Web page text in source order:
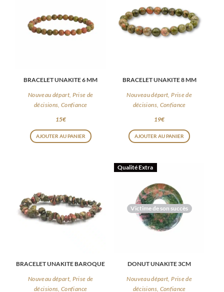
BRACELET UNAKITE 6 MM
Nouveau départ, Prise de
décisions, Confiance
15€
AJOUTER AU PANIER
BRACELET UNAKITE 8 MM
Nouveau départ, Prise de
décisions, Confiance
19€
AJOUTER AU PANIER
BRACELET UNAKITE BAROQUE
Nouveau départ, Prise de
décisions, Confiance
Victime de son succès
Qualité Extra
DONUT UNAKITE 3CM
Nouveau départ, Prise de
décisions, Confiance